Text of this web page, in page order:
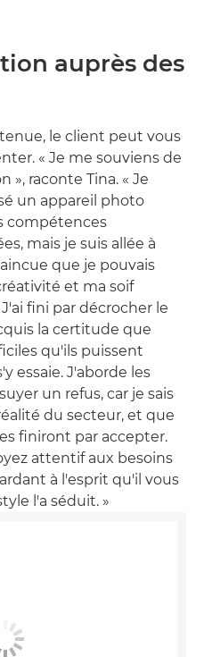
auprès des
le client peut vous
« Je me souviens de
raconte Tina. « Je
un appareil photo
compétences
mais je suis allée à
que je pouvais
et ma soif
fini par décrocher le
la certitude que
qu'ils puissent
essaie. J'aborde les
un refus, car je sais
du secteur, et que
finiront par accepter.
attentif aux besoins
à l'esprit qu'il vous
l'a séduit. »